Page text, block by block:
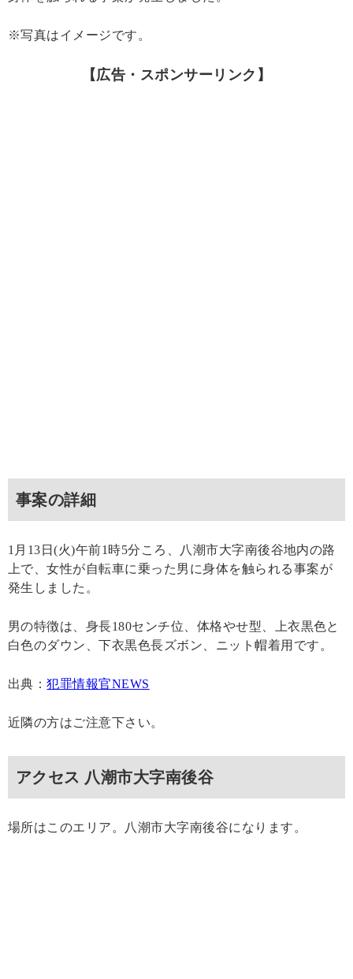
※写真はイメージです。
【広告・スポンサーリンク】
事案の詳細
1月13日(火)午前1時5分ころ、八潮市大字南後谷地内の路
上で、女性が自転車に乗った男に身体を触られる事案が
発生しました。
男の特徴は、身長180センチ位、体格やせ型、上衣黒色と
白色のダウン、下衣黒色長ズボン、ニット帽着用です。
出典：犯罪情報官NEWS
近隣の方はご注意下さい。
アクセス 八潮市大字南後谷
場所はこのエリア。八潮市大字南後谷になります。